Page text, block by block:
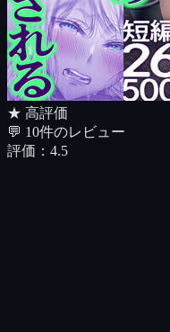
★ 高評価
💬 10件のレビュー
評価： 4.5